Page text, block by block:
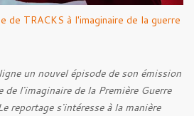
de TRACKS à l'imaginaire de la guerre
un nouvel épisode de son émission
de l'imaginaire de la Première Guerre
reportage s'intéresse à la manière